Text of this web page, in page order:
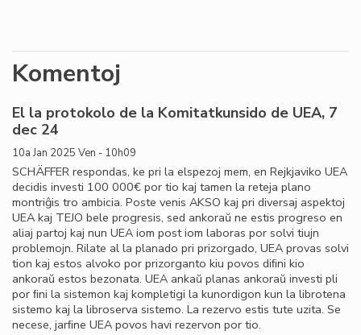
Komentoj
El la protokolo de la Komitatkunsido de UEA, 7
dec 24
10a Jan 2025 Ven - 10h09
SCHÄFFER respondas, ke pri la elspezoj mem, en Rejkjaviko UEA
decidis investi 100 000€ por tio kaj tamen la reteja plano
montriĝis tro ambicia. Poste venis AKSO kaj pri diversaj aspektoj
UEA kaj TEJO bele progresis, sed ankoraŭ ne estis progreso en
aliaj partoj kaj nun UEA iom post iom laboras por solvi tiujn
problemojn. Rilate al la planado pri prizorgado, UEA provas solvi
tion kaj estos alvoko por prizorganto kiu povos diﬁni kio
ankoraŭ estos bezonata. UEA ankaŭ planas ankoraŭ investi pli
por ﬁni la sistemon kaj kompletigi la kunordigon kun la librotena
sistemo kaj la libroserva sistemo. La rezervo estis tute uzita. Se
necese, jarﬁne UEA povos havi rezervon por tio.